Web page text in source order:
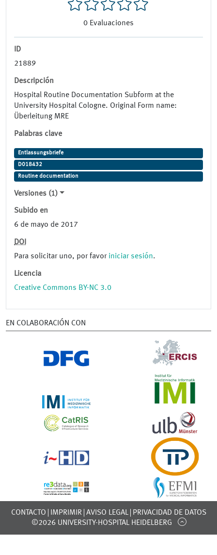
0 Evaluaciones
ID
21889
Descripción
Hospital Routine Documentation Subform at the
University Hospital Cologne. Original Form name:
Überleitung MRE
Palabras clave
Entlassungsbriefe
D018432
Routine documentation
Versiones (1)
Subido en
6 de mayo de 2017
DOI
Para solicitar uno, por favor iniciar sesión.
Licencia
Creative Commons BY-NC 3.0
EN COLABORACIÓN CON
CONTACTO IMPRIMIR AVISO LEGAL
PRIVACIDAD DE DATOS
©2026 UNIVERSITY-HOSPITAL HEIDELBERG